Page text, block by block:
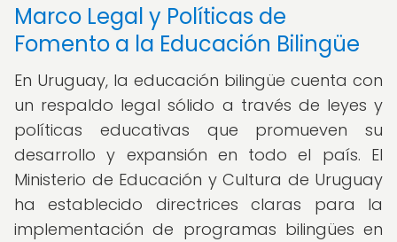
Marco Legal y Políticas de
Fomento a la Educación Bilingüe
En Uruguay, la educación bilingüe cuenta con
un respaldo legal sólido a través de leyes y
políticas educativas que promueven su
desarrollo y expansión en todo el país. El
Ministerio de Educación y Cultura de Uruguay
ha establecido directrices claras para la
implementación de programas bilingües en